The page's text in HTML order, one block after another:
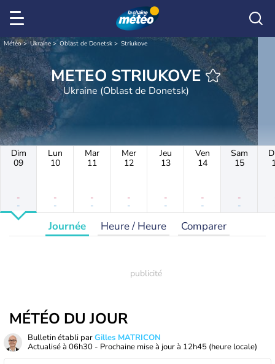
Météo Ukraine Oblast de Donetsk Striukove
METEO STRIUKOVE
Ukraine (Oblast de Donetsk)
Dim
09
-
-
Lun
10
-
-
Mar
11
-
-
Mer
12
-
-
Jeu
13
-
-
Ven
14
-
-
Sam
15
-
-
Journée Heure / Heure Comparer
MÉTÉO DU JOUR
Bulletin établi parGilles MATRICON
Actualisé à 06h30 - Prochaine mise à jour à 12h45 (heure locale)